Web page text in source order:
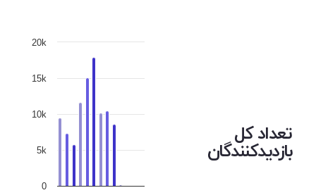
تعداد کل
بازدیدکنندگان
0
5k
10k
15k
20k